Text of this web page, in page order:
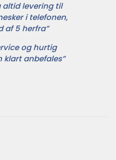
altid levering til
i telefonen,
af 5 herfra”
og hurtig
klart anbefales”